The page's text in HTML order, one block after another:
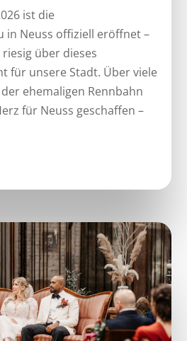
ist die
in Neuss offiziell eröffnet –
über dieses
für unsere Stadt. Über viele
ehemaligen Rennbahn
für Neuss geschaffen –